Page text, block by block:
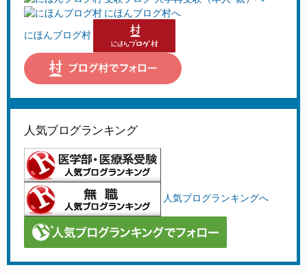
にほんブログ村
人気ブログランキング
人気ブログランキングへ